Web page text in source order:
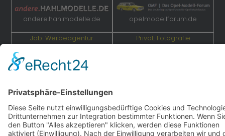
andere.hahlmodelle.de opelmodellforum.de
Job: Werbeagentur Privat: Fotografie